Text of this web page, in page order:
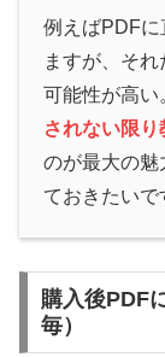
例えばPDFに
ますが、そ
可能性が高い
されない限
のが最大の魅
ておきたいで
購入後PDF
毎）